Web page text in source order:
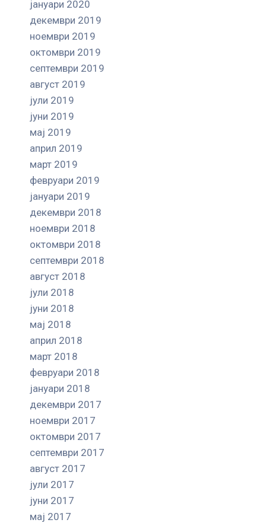
јануари 2020
декември 2019
ноември 2019
октомври 2019
септември 2019
август 2019
јули 2019
јуни 2019
мај 2019
април 2019
март 2019
февруари 2019
јануари 2019
декември 2018
ноември 2018
октомври 2018
септември 2018
август 2018
јули 2018
јуни 2018
мај 2018
април 2018
март 2018
февруари 2018
јануари 2018
декември 2017
ноември 2017
октомври 2017
септември 2017
август 2017
јули 2017
јуни 2017
мај 2017